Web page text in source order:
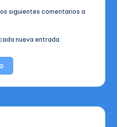
siguientes comentarios a
nueva entrada.